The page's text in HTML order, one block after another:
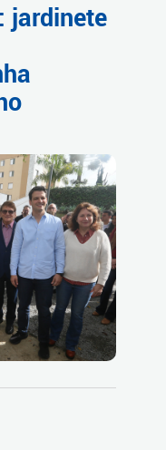
jardinete